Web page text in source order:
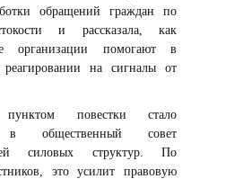
обращений граждан по
и рассказала, как
организации помогают в
реагировании на сигналы от
пунктом повестки стало
в общественный совет
силовых структур. По
это усилит правовую